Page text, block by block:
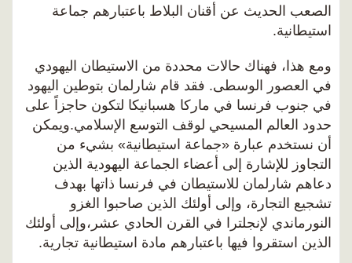
الصعب الحديث عن أقنان البلاط باعتبارهم جماعة
استيطانية.
ومع هذا، فهناك حالات محددة من الاستيطان اليهودي
في العصور الوسطى. فقد قام شارلمان بتوطين اليهود
في جنوب فرنسا في ماركا هسبانيكا لتكون حاجزاً على
حدود العالم المسيحي لوقف التوسع الإسلامي.ويمكن
أن نستخدم عبارة «جماعة استيطانية» بشيء من
التجاوز للإشارة إلى أعضاء الجماعة اليهودية الذين
دعاهم شارلمان للاستيطان في فرنسا ذاتها بهدف
تشجيع التجارة، وإلى أولئك الذين صاحبوا الغزو
النورماندي لإنجلترا في القرن الحادي عشر،وإلى أولئك
الذين استقروا فيها باعتبارهم مادة استيطانية تجارية.